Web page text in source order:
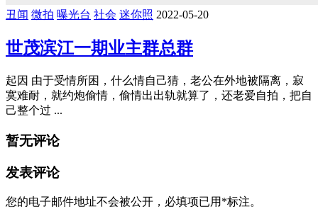
丑闻 微拍 曝光台 社会 迷你照 2022-05-20
世茂滨江一期业主群总群
起因 由于受情所困，什么情自己猜，老公在外地被隔离，寂
寞难耐，就约炮偷情，偷情出出轨就算了，还老爱自拍，把自
己整个过 ...
暂无评论
发表评论
您的电子邮件地址不会被公开， 必填项已用 *标注。